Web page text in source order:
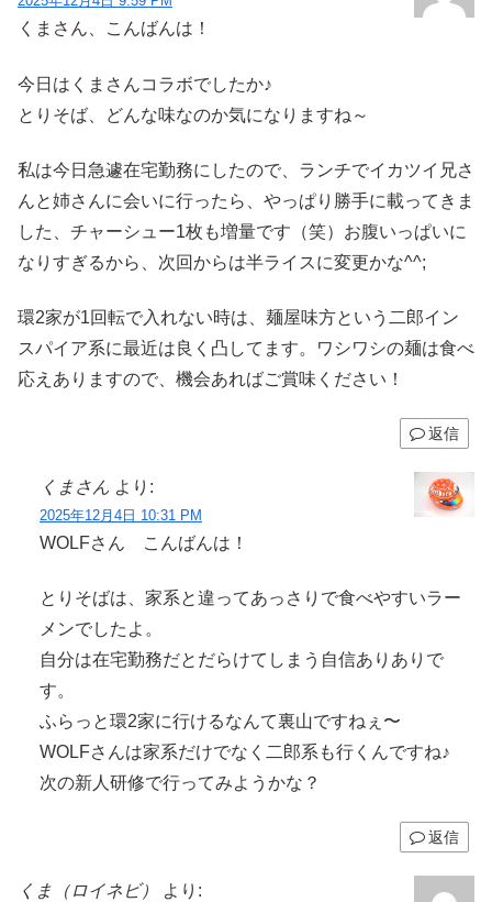
くまさん、こんばんは！
今日はくまさんコラボでしたか♪
とりそば、どんな味なのか気になりますね～
私は今日急遽在宅勤務にしたので、ランチでイカツイ兄さ
んと姉さんに会いに行ったら、やっぱり勝手に載ってきま
した、チャーシュー1枚も増量です（笑）お腹いっぱいに
なりすぎるから、次回からは半ライスに変更かな^^;
環2家が1回転で入れない時は、麺屋味方という二郎イン
スパイア系に最近は良く凸してます。ワシワシの麺は食べ
応えありますので、機会あればご賞味ください！
返信
くまさん より:
2025年12月4日 10:31 PM
WOLFさん こんばんは！
とりそばは、家系と違ってあっさりで食べやすいラー
メンでしたよ。
自分は在宅勤務だとだらけてしまう自信ありありで
す。
ふらっと環2家に行けるなんて裏山ですねぇ〜
WOLFさんは家系だけでなく二郎系も行くんですね♪
次の新人研修で行ってみようかな？
返信
くま（ロイネビ） より: